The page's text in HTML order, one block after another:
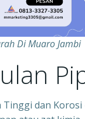
Di Muaro
Tinggi dan